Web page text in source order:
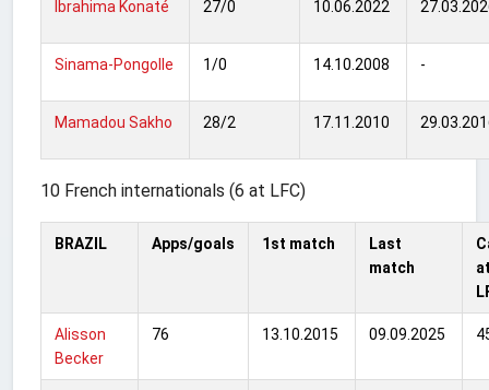
Ibrahima Konaté 27/0 10.06.2022
Sinama-Pongolle 1/0 14.10.2008 -
Mamadou Sakho 28/2 17.11.2010
10 French internationals (6 at LFC)
BRAZIL Apps/goals 1st match
Last
match
Alisson
Becker
76 13.10.2015 09.09.2025